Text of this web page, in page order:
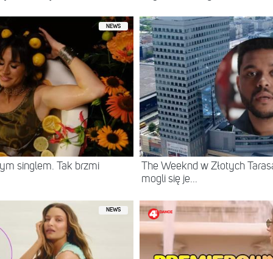
NEWS
singlem. Tak brzmi
The Weeknd w Złotych
mogli się je...
NEWS